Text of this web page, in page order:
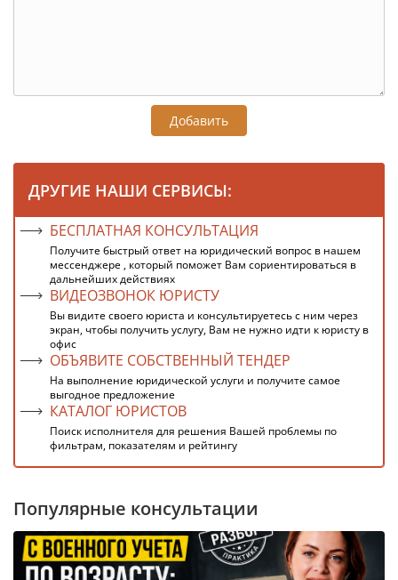
Добавить
ДРУГИЕ НАШИ СЕРВИСЫ:
БЕСПЛАТНАЯ КОНСУЛЬТАЦИЯ
Получите быстрый ответ на юридический вопрос в нашем
мессенджере , который поможет Вам сориентироваться в
дальнейших действиях
ВИДЕОЗВОНОК ЮРИСТУ
Вы видите своего юриста и консультируетесь с ним через
экран, чтобы получить услугу, Вам не нужно идти к юристу в
офис
ОБЪЯВИТЕ СОБСТВЕННЫЙ ТЕНДЕР
На выполнение юридической услуги и получите самое
выгодное предложение
КАТАЛОГ ЮРИСТОВ
Поиск исполнителя для решения Вашей проблемы по
фильтрам, показателям и рейтингу
Популярные консультации